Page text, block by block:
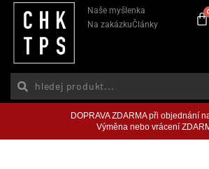
Naše myšlenka
Na zakázkuČlánky
DOPRAVA ZDARMA při objednání
Výměna nebo vrácení